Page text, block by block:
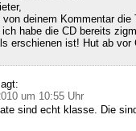
von deinem Kommentar
habe die CD bereits
erschienen ist! Hut ab vor
um 10:55 Uhr
sind echt klasse. Die